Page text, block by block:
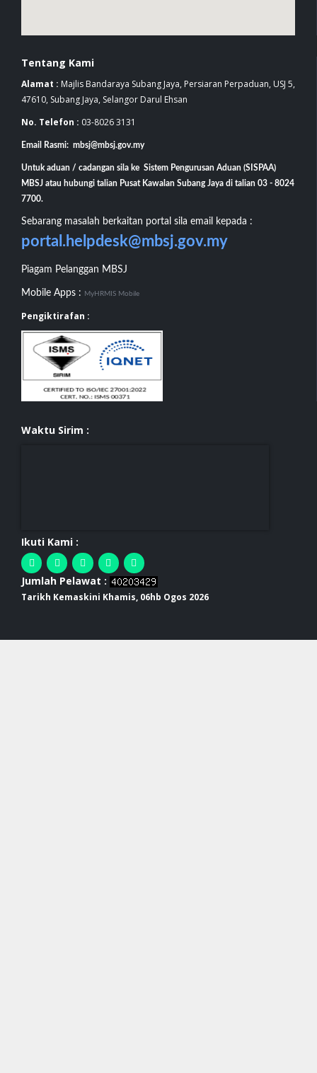
Tentang Kami
Alamat : Majlis Bandaraya Subang Jaya, Persiaran Perpaduan, USJ 5,
47610, Subang Jaya, Selangor Darul Ehsan
No. Telefon : 03-8026 3131
Email Rasmi: mbsj@mbsj.gov.my
Untuk aduan / cadangan sila ke Sistem Pengurusan Aduan (SISPAA)
MBSJ atau hubungi talian Pusat Kawalan Subang Jaya di talian 03 - 8024
7700.
Sebarang masalah berkaitan portal sila email kepada :
portal.helpdesk@mbsj.gov.my
Piagam Pelanggan MBSJ
Mobile Apps : MyHRMIS Mobile
Pengiktirafan :
Waktu Sirim :
Ikuti Kami :
Jumlah Pelawat :
Tarikh Kemaskini Khamis, 06hb Ogos 2026